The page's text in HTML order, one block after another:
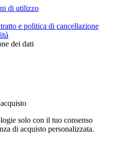
di utilizzo
e politica di cancellazione
dei dati
solo con il tuo consenso
di acquisto personalizzata.